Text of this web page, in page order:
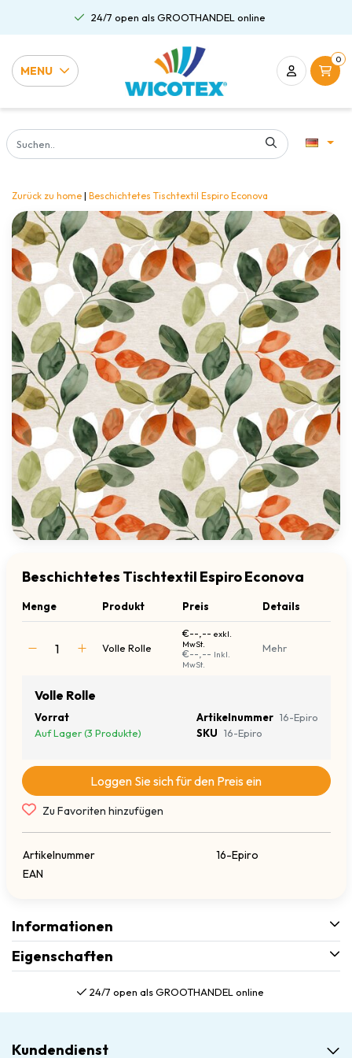
24/7 open als GROOTHANDEL online
MENU
0
Zurück zu home | Beschichtetes Tischtextil Espiro Econova
Beschichtetes Tischtextil Espiro Econova
Menge Produkt Preis Details
Volle Rolle
€--,-- exkl.
MwSt.
€--,-- Inkl.
MwSt.
Mehr
Volle Rolle
Vorrat
Auf Lager (3 Produkte)
Artikelnummer 16-Epiro
SKU 16-Epiro
Loggen Sie sich für den Preis ein
Zu Favoriten hinzufügen
Artikelnummer
16-Epiro
EAN
Informationen
Eigenschaften
24/7 open als GROOTHANDEL online
Kundendienst